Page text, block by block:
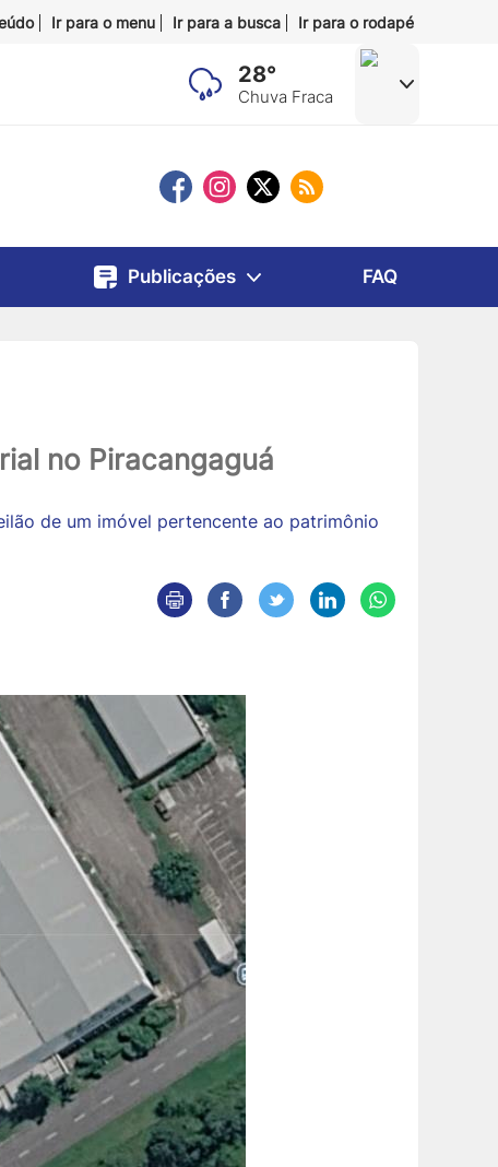
Ir para o menu Ir para a busca Ir para o rodapé
28°
Chuva Fraca
Publicações FAQ
no Piracangaguá
de um imóvel pertencente ao patrimônio